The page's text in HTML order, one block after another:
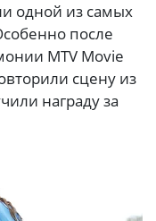
одной из самых
после
MTV Movie
сцену из
награду за